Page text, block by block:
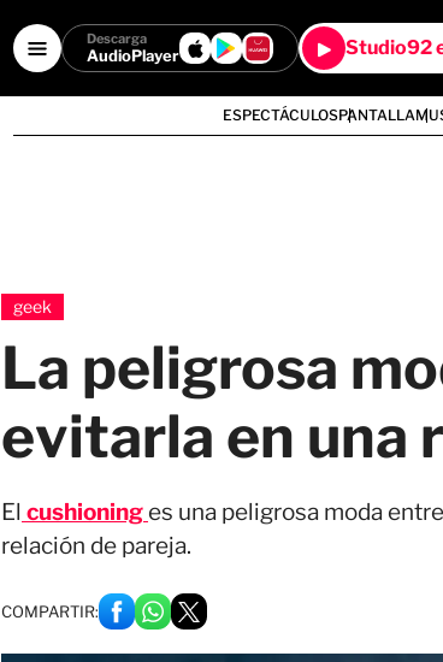
Descarga
AudioPlayer Studio92
ESPECTÁCULOSPANTALLA
geek
La peligrosa
evitarla en una
El cushioning es una peligrosa moda
relación de pareja.
COMPARTIR: